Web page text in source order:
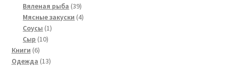
товара
Вяленая рыба 3939
товаров
Мясные закуски 44
Соусы 11
Сыр 1010
Книги 66
товаров
Одежда 1313